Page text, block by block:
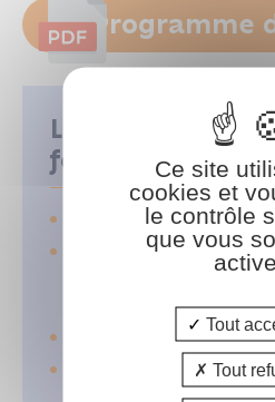
Programme
Les points forts
formation
Précision du rôle du
Détermination
prescription des
Gestion du silence
Contenu de
procès-verbal
Ce site
cookies et
le contrôle
que vous
Tout
Tout